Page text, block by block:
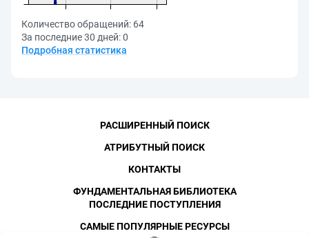
Количество обращений: 64
За последние 30 дней:0
Подробная статистика
РАСШИРЕННЫЙ ПОИСК
АТРИБУТНЫЙ ПОИСК
КОНТАКТЫ
ФУНДАМЕНТАЛЬНАЯ БИБЛИОТЕКА
ПОСЛЕДНИЕ ПОСТУПЛЕНИЯ
САМЫЕ ПОПУЛЯРНЫЕ РЕСУРСЫ